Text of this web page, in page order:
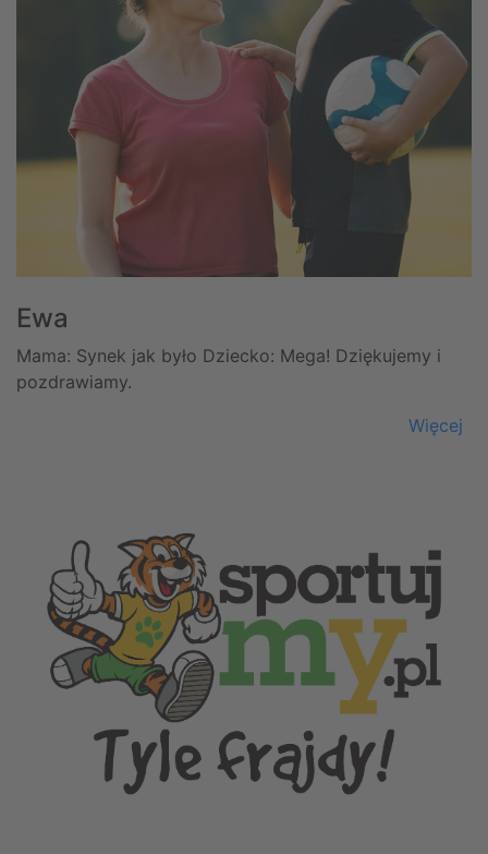
Ewa
Mama: Synek jak było Dziecko: Mega! Dziękujemy i
pozdrawiamy.
Więcej